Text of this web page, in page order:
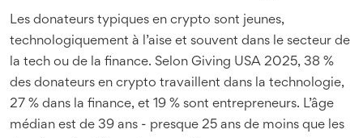
Les donateurs typiques en crypto sont jeunes,
technologiquement à l’aise et souvent dans le secteur de
la tech ou de la finance. Selon Giving USA 2025, 38 %
des donateurs en crypto travaillent dans la technologie,
27 % dans la finance, et 19 % sont entrepreneurs. L’âge
médian est de 39 ans - presque 25 ans de moins que les